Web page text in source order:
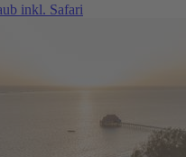
inkl. Safari